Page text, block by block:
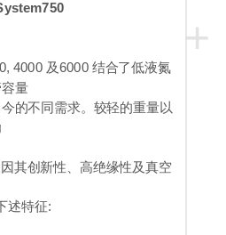
+
4000 及6000 结合了低液氮
量
的不同需求。较轻的重量以
其创新性、高绝缘性及真空
述特征: